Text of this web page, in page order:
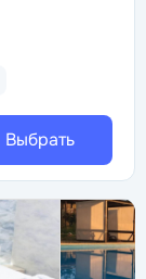
Выбрать